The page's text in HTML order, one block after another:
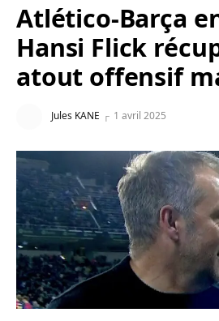
Atlético-Barça
Hansi Flick
atout offensif
Jules KANE 1 avril 2025